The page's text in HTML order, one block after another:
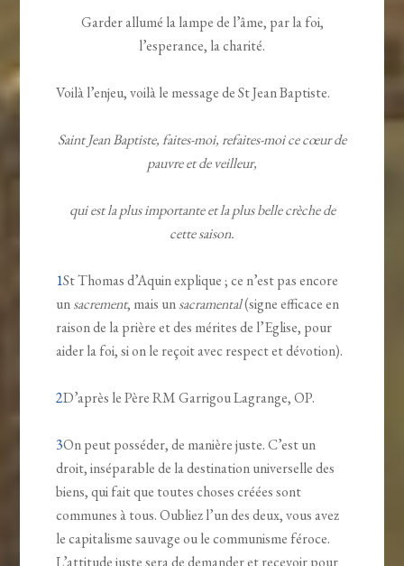
Garder allumé la lampe de l’âme, par la foi,
l’esperance, la charité.
Voilà l’enjeu, voilà le message de St Jean Baptiste.
Saint Jean Baptiste, faites-moi, refaites-moi ce cœur de
pauvre et de veilleur,
qui est la plus importante et la plus belle crèche de
cette saison.
1St Thomas d’Aquin explique ; ce n’est pas encore
unsacrement, mais unsacramental(signe efficace en
raison de la prière et des mérites de l’Eglise, pour
aider la foi, si on le reçoit avec respect et dévotion).
2D’après le Père RM Garrigou Lagrange, OP.
3On peut posséder, de manière juste. C’est un
droit, inséparable de la destination universelle des
biens, qui fait que toutes choses créées sont
communes à tous. Oubliez l’un des deux, vous avez
le capitalisme sauvage ou le communisme féroce.